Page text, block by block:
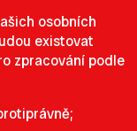
osobních
existovat
zpracování podle